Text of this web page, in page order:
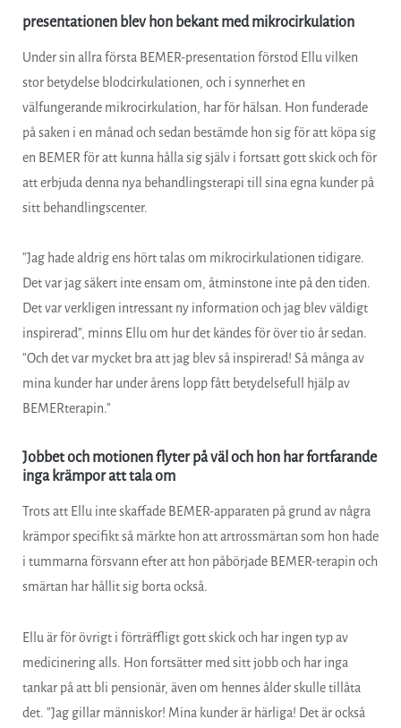
presentationen blev hon bekant med mikrocirkulation
Under sin allra första BEMER-presentation förstod Ellu vilken
stor betydelse blodcirkulationen, och i synnerhet en
välfungerande mikrocirkulation, har för hälsan. Hon funderade
på saken i en månad och sedan bestämde hon sig för att köpa sig
en BEMER för att kunna hålla sig själv i fortsatt gott skick och för
att erbjuda denna nya behandlingsterapi till sina egna kunder på
sitt behandlingscenter.
”Jag hade aldrig ens hört talas om mikrocirkulationen tidigare.
Det var jag säkert inte ensam om, åtminstone inte på den tiden.
Det var verkligen intressant ny information och jag blev väldigt
inspirerad”, minns Ellu om hur det kändes för över tio år sedan.
”Och det var mycket bra att jag blev så inspirerad! Så många av
mina kunder har under årens lopp fått betydelsefull hjälp av
BEMERterapin.”
Jobbet och motionen flyter på väl och hon har fortfarande
inga krämpor att tala om
Trots att Ellu inte skaffade BEMER-apparaten på grund av några
krämpor specifikt så märkte hon att artrossmärtan som hon hade
i tummarna försvann efter att hon påbörjade BEMER-terapin och
smärtan har hållit sig borta också.
Ellu är för övrigt i förträffligt gott skick och har ingen typ av
medicinering alls. Hon fortsätter med sitt jobb och har inga
tankar på att bli pensionär, även om hennes ålder skulle tillåta
det. ”Jag gillar människor! Mina kunder är härliga! Det är också